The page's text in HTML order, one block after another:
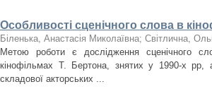
Особливості сценічного слова в
Біленька, Анастасія Миколаївна; Світлична,
Метою роботи є дослідження сценічного
кінофільмах Т. Бертона, знятих у 1990-х рр,
складової акторських ...